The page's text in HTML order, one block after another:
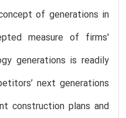
of generations in
measure of firms'
generations is readily
next generations
construction plans and